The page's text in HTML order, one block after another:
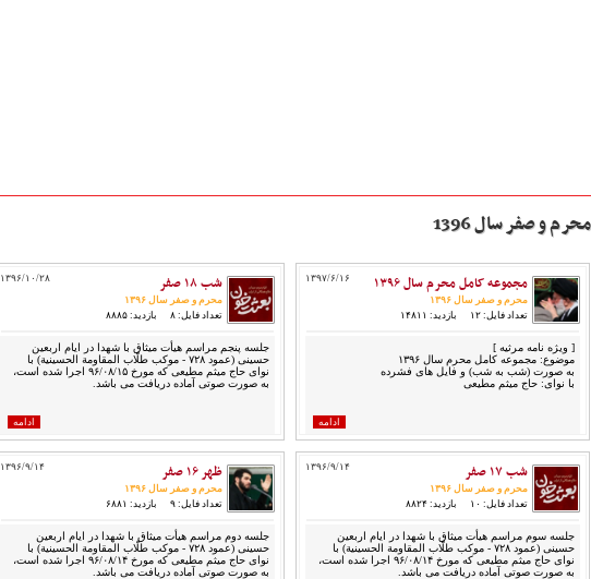
محرم و صفر سال 1396
۱۳۹۷/۶/۱۶ مجموعه کامل محرم سال ۱۳۹۶
محرم و صفر سال ۱۳۹۶
تعداد فایل: ۱۲
بازدید: ۱۴۸۱۱
[ ویژه نامه مرثیه ]
موضوع: مجموعه کامل محرم سال ۱۳۹۶
به صورت (شب به شب) و فایل های فشرده
با نوای: حاج میثم مطیعی
ادامه
۱۳۹۶/۱۰/۲۸ شب ۱۸ صفر
محرم و صفر سال ۱۳۹۶
تعداد فایل: ۸
بازدید: ۸۸۸۵
جلسه پنجم مراسم هیأت میثاق با شهدا در ایام اربعین
حسینی (عمود ۷۲۸ - موکب طلّاب المقاومة الحسینیة) با
نوای حاج میثم مطیعی که مورخ ۹۶/۰۸/۱۵ اجرا شده است،
به صورت صوتی آماده دریافت می باشد.
ادامه
۱۳۹۶/۹/۱۴ شب ۱۷ صفر
محرم و صفر سال ۱۳۹۶
تعداد فایل: ۱۰
بازدید: ۸۸۲۴
جلسه سوم مراسم هیأت میثاق با شهدا در ایام اربعین
حسینی (عمود ۷۲۸ - موکب طلّاب المقاومة الحسینیة) با
نوای حاج میثم مطیعی که مورخ ۹۶/۰۸/۱۴ اجرا شده است،
به صورت صوتی آماده دریافت می باشد.
۱۳۹۶/۹/۱۴ ظهر ۱۶ صفر
محرم و صفر سال ۱۳۹۶
تعداد فایل: ۹
بازدید: ۶۸۸۱
جلسه دوم مراسم هیأت میثاق با شهدا در ایام اربعین
حسینی (عمود ۷۲۸ - موکب طلّاب المقاومة الحسینیة) با
نوای حاج میثم مطیعی که مورخ ۹۶/۰۸/۱۴ اجرا شده است،
به صورت صوتی آماده دریافت می باشد.